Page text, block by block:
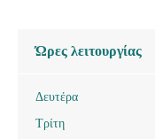
Ώρες λειτουργίας
Δευτέρα
Τρίτη